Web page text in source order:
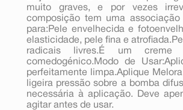
muito graves, e por vezes
composição tem uma
para:Pele envelhecida e
elasticidade, pele fina e
radicais livres.É um creme
comedogénico.Modo de
perfeitamente limpa.Aplique
ligeira pressão sobre a bomba
necessária à aplicação. Deve
agitar antes de usar.